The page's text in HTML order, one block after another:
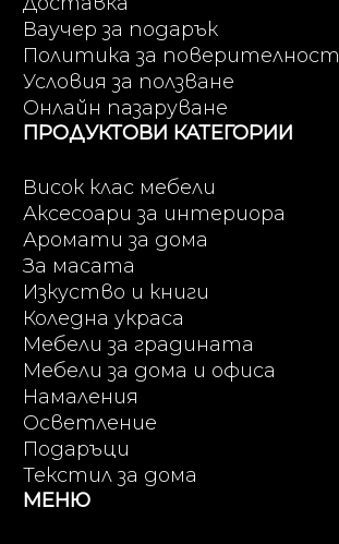
Ваучер за подарък
Политика за поверителност
Условия за ползване
Онлайн пазаруване
ПРОДУКТОВИ КАТЕГОРИИ
Висок клас мебели
Аксесоари за интериора
Аромати за дома
За масата
Изкуство и книги
Коледна украса
Мебели за градината
Мебели за дома и офиса
Намаления
Осветление
Подаръци
Текстил за дома
МЕНЮ